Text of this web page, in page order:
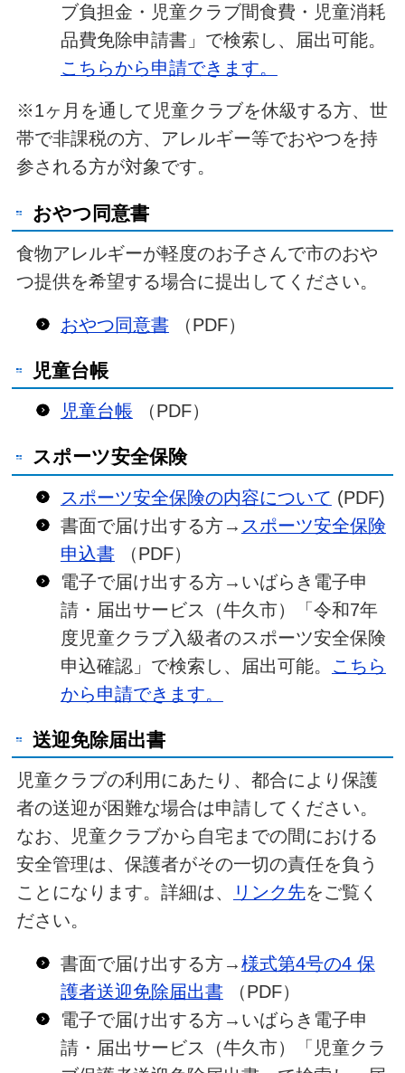
ブ負担金・児童クラブ間食費・児童消耗
品費免除申請書」で検索し、届出可能。
こちらから申請できます。
※1ヶ月を通して児童クラブを休級する方、世
帯で非課税の方、アレルギー等でおやつを持
参される方が対象です。
おやつ同意書
食物アレルギーが軽度のお子さんで市のおや
つ提供を希望する場合に提出してください。
おやつ同意書（PDF）
児童台帳
児童台帳 （PDF）
スポーツ安全保険
スポーツ安全保険の内容について (PDF)
書面で届け出する方→ スポーツ安全保険
申込書（PDF）
電子で届け出する方→いばらき電子申
請・届出サービス（牛久市）「令和7年
度児童クラブ入級者のスポーツ安全保険
申込確認」で検索し、届出可能。 こちら
から申請できます。
送迎免除届出書
児童クラブの利用にあたり、都合により保護
者の送迎が困難な場合は申請してください。
なお、児童クラブから自宅までの間における
安全管理は、保護者がその一切の責任を負う
ことになります。詳細は、
リンク先をご覧く
ださい。
書面で届け出する方→様式第4号の4 保
護者送迎免除届出書（PDF）
電子で届け出する方→いばらき電子申
請・届出サービス（牛久市）「児童クラ